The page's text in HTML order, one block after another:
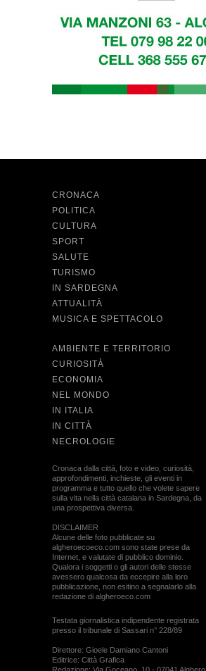
CRONACA
POLITICA
CULTURA
SPORT
SALUTE
TURISMO
IN SARDEGNA
ATTUALITÀ
MUSICA E SPETTACOLO
AMBIENTE E TERRITORIO
CURIOSITÀ
ECONOMIA
NEL MONDO
IN ITALIA
IN CITTÀ
NECROLOGIE
Cronaca dalla città, foto e video, curiosità,
approfondimenti, inchieste, gli eventi in
programma e tutto quello che volete sapere
sulla vita nella città catalana in Sardegna, da
una prospettiva diversa.
DISCLAIMER
Alcune delle foto pubblicate su
algheroecoeco.com sono state prese da
Internet, e valutate di pubblico dominio.
Qualora i soggetti o gli autori delle stesse
avessero qualcosa da eccepire alla loro
pubblicazione, non esitino a segnalarlo alla
redazione di algheroeco.com
Testata giornalistica indipendente registrata
presso il tribunale di Sassari n° 228/89
Direttore: Gioele Damiano Cantoni
Editrice: Città Grafica